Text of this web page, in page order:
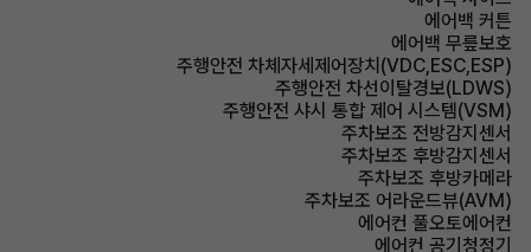
에어백 커튼
에어백 무릎보호
주행안전 차체자세제어장치(VDC,ESC,ESP)
주행안전 차선이탈경보(LDWS)
주행안전 샤시 통합 제어 시스템(VSM)
주차보조 전방감지센서
주차보조 후방감지센서
주차보조 후방카메라
주차보조 어라운드뷰(AVM)
에어컨 풀오토에어컨
에어컨 공기청정기